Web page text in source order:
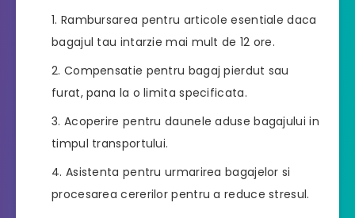
Rambursarea pentru articole esentiale daca
bagajul tau intarzie mai mult de 12 ore.
Compensatie pentru bagaj pierdut sau
furat, pana la o limita specificata.
Acoperire pentru daunele aduse bagajului in
timpul transportului.
Asistenta pentru urmarirea bagajelor si
procesarea cererilor pentru a reduce stresul.